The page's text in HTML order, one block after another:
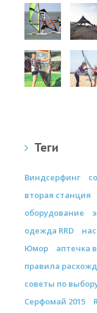
Теги
Виндсерфинг
вторая станция
оборудование
одежда RRD
Юмор
аптечка
правила
советы по
Серфомай 2015